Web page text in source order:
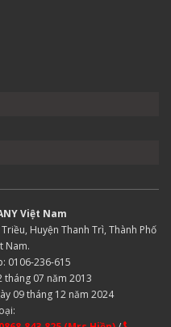
Việt Nam
Huyện Thanh Trì, Thành Phố
Nam.
0106-236-615
tháng 07 năm 2013
09 tháng 12 năm 2024